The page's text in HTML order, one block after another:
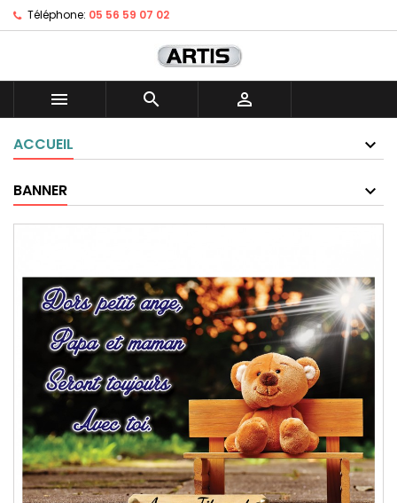
Téléphone: 05 56 59 07 02
  
ACCUEIL
BANNER